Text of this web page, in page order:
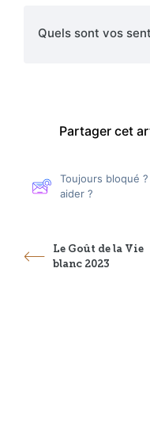
Quels sont vos
Partager cet
Toujours bloqué
aider ?
Le Goût de la Vie
blanc 2023